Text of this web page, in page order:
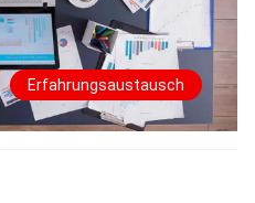
Erfahrungsaustausch